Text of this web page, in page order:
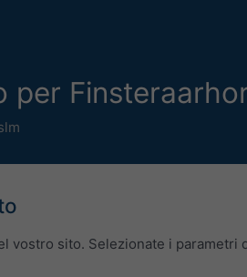
per
sito. Selezionate i